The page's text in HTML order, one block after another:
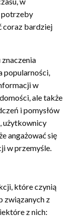
potrzeby
coraz bardziej
popularności,
w
ale także
i pomysłów
użytkownicy
angażować się
w przemyśle.
które czynią
związanych z
z nich: